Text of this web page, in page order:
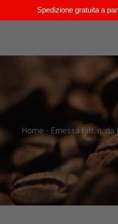
Spedizione gratuita a
Home Emessa fatt. n. da